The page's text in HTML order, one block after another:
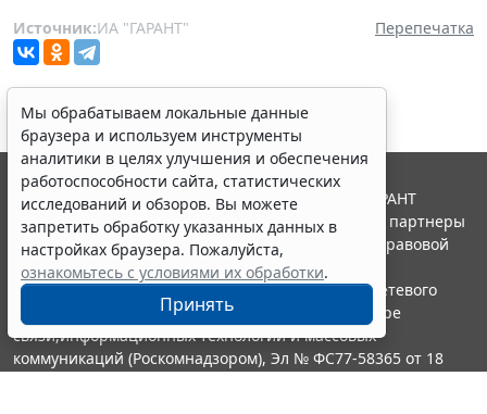
Источник:ИА "ГАРАНТ" Перепечатка
Мы обрабатываем локальные данные
браузера и используем инструменты
аналитики в целях улучшения и обеспечения
работоспособности сайта, статистических
исследований и обзоров. Вы можете
запретить обработку указанных данных в
настройках браузера. Пожалуйста,
ознакомьтесь с условиями их обработки.
Принять
© ООО "НПП "ГАРАНТ-СЕРВИС", 2026. Система ГАРАНТ
выпускается с 1990 года. Компания "Гарант" и ее партнеры
являются участниками Российской ассоциации правовой
информации ГАРАНТ.
Портал ГАРАНТ.РУ зарегистрирован в качестве сетевого
издания Федеральной службой по надзору в сфере
связи,информационных технологий и массовых
коммуникаций (Роскомнадзором), Эл № ФС77-58365 от 18